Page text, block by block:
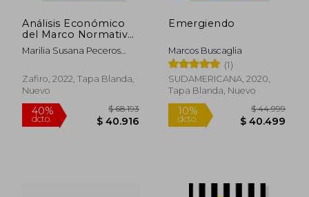
Análisis Económico
del Marco Normativo
de las
Telecomunicaciones
Marilia Susana Peceros
Zafiro, 2022, Tapa Blanda,
Nuevo
Emergiendo
Marcos Buscaglia
(1)
SUDAMERICANA, 2020,
Tapa Blanda, Nuevo